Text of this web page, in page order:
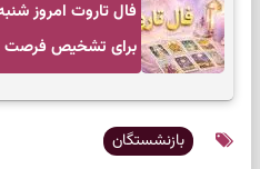
برای تشخیص فرصت
بازنشستگان